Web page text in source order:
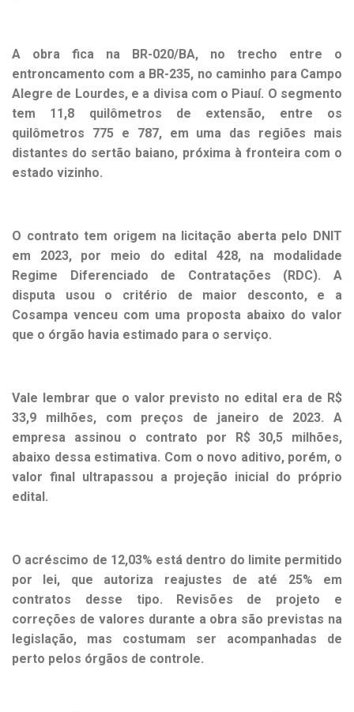
A obra fica na BR-020/BA, no trecho entre o
entroncamento com a BR-235, no caminho para Campo
Alegre de Lourdes, e a divisa com o Piauí. O segmento
tem 11,8 quilômetros de extensão, entre os
quilômetros 775 e 787, em uma das regiões mais
distantes do sertão baiano, próxima à fronteira com o
estado vizinho.
O contrato tem origem na licitação aberta pelo DNIT
em 2023, por meio do edital 428, na modalidade
Regime Diferenciado de Contratações (RDC). A
disputa usou o critério de maior desconto, e a
Cosampa venceu com uma proposta abaixo do valor
que o órgão havia estimado para o serviço.
Vale lembrar que o valor previsto no edital era de R$
33,9 milhões, com preços de janeiro de 2023. A
empresa assinou o contrato por R$ 30,5 milhões,
abaixo dessa estimativa. Com o novo aditivo, porém, o
valor final ultrapassou a projeção inicial do próprio
edital.
O acréscimo de 12,03% está dentro do limite permitido
por lei, que autoriza reajustes de até 25% em
contratos desse tipo. Revisões de projeto e
correções de valores durante a obra são previstas na
legislação, mas costumam ser acompanhadas de
perto pelos órgãos de controle.